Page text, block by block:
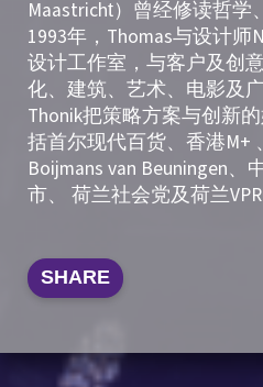
Maastricht）曾经修读哲
1993年，Thomas与设计师
设计工作室，与客户及创
化、建筑、艺术、电影及
Thonik把策略方案与创新
括首尔现代百货、香港M+
Boijmans van Beuningen
市、 荷兰社会党及荷兰
SHARE